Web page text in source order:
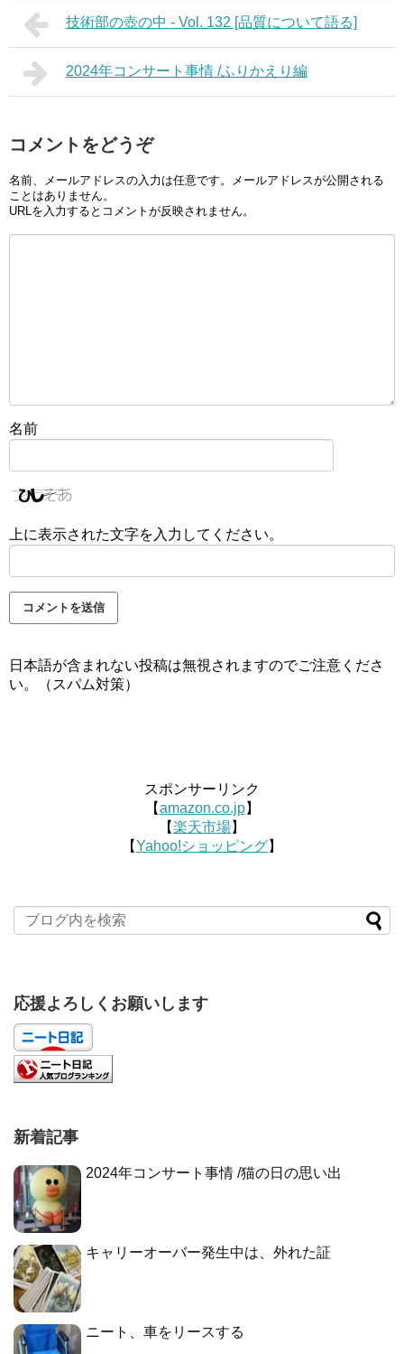
技術部の壺の中 - Vol. 132 [品質について語る]
2024年コンサート事情 /ふりかえり編
コメントをどうぞ
名前、メールアドレスの入力は任意です。メールアドレスが公開される
ことはありません。
URLを入力するとコメントが反映されません。
名前
上に表示された文字を入力してください。
日本語が含まれない投稿は無視されますのでご注意くださ
い。（スパム対策）
スポンサーリンク
【amazon.co.jp】
【楽天市場】
【Yahoo!ショッピング】
応援よろしくお願いします
新着記事
2024年コンサート事情 /猫の日の思い出
キャリーオーバー発生中は、外れた証
ニート、車をリースする